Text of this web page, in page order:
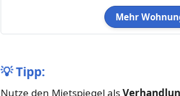
Mehr
💡Tipp:
Nutze den Mietspiegel als